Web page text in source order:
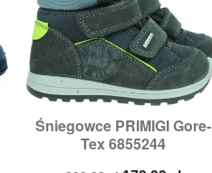
Śniegowce PRIMIGI Gore-
Tex 6855244
Szybki podgląd
Rozmiary:27,29